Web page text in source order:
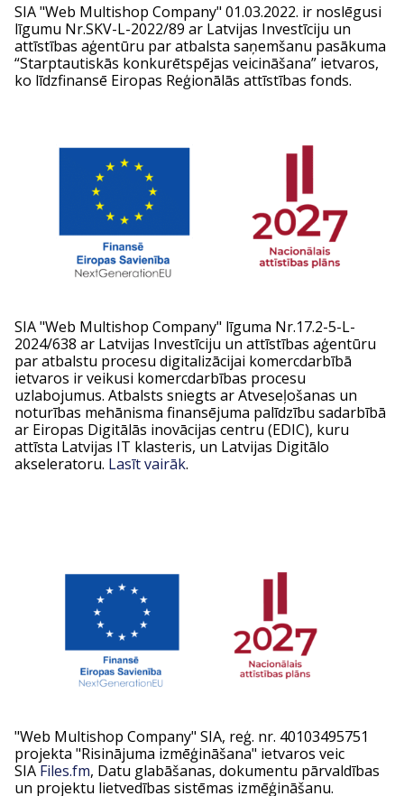
SIA "Web Multishop Company" 01.03.2022. ir noslēgusi
līgumu Nr.SKV-L-2022/89 ar Latvijas Investīciju un
attīstības aģentūru par atbalsta saņemšanu pasākuma
“Starptautiskās konkurētspējas veicināšana” ietvaros,
ko līdzfinansē Eiropas Reģionālās attīstības fonds.
SIA "Web Multishop Company" līguma Nr.17.2-5-L-
2024/638 ar Latvijas Investīciju un attīstības aģentūru
par atbalstu procesu digitalizācijai komercdarbībā
ietvaros ir veikusi komercdarbības procesu
uzlabojumus. Atbalsts sniegts ar Atveseļošanas un
noturības mehānisma finansējuma palīdzību sadarbībā
ar Eiropas Digitālās inovācijas centru (EDIC), kuru
attīsta Latvijas IT klasteris, un Latvijas Digitālo
akseleratoru. Lasīt vairāk.
"Web Multishop Company" SIA, reģ. nr. 40103495751
projekta "Risinājuma izmēģināšana" ietvaros veic
SIA Files.fm, Datu glabāšanas, dokumentu pārvaldības
un projektu lietvedības sistēmas izmēģināšanu.